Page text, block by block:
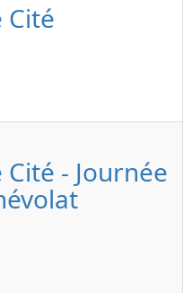
Cité
- Journée